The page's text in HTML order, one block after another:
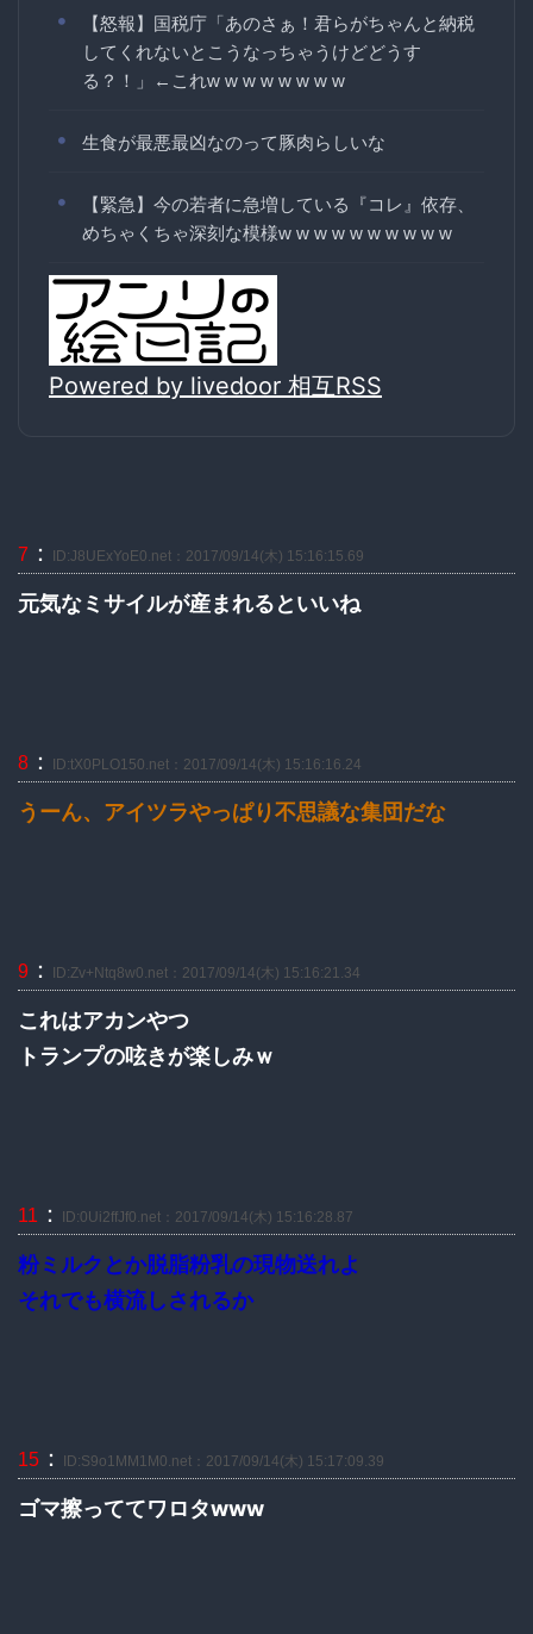
【怒報】国税庁「あのさぁ！君らがちゃんと納税
してくれないとこうなっちゃうけどどうす
る？！」←これw w w w w w w w
生食が最悪最凶なのって豚肉らしいな
【緊急】今の若者に急増している『コレ』依存、
めちゃくちゃ深刻な模様w w w w w w w w w w
Powered by livedoor 相互RSS
7 ： ID:J8UExYoE0.net：2017/09/14(木) 15:16:15.69
元気なミサイルが産まれるといいね
8 ： ID:tX0PLO150.net：2017/09/14(木) 15:16:16.24
うーん、アイツラやっぱり不思議な集団だな
9 ： ID:Zv+Ntq8w0.net：2017/09/14(木) 15:16:21.34
これはアカンやつ
トランプの呟きが楽しみｗ
11 ： ID:0Ui2ffJf0.net：2017/09/14(木) 15:16:28.87
粉ミルクとか脱脂粉乳の現物送れよ
それでも横流しされるか
15 ： ID:S9o1MM1M0.net：2017/09/14(木) 15:17:09.39
ゴマ擦っててワロタwww